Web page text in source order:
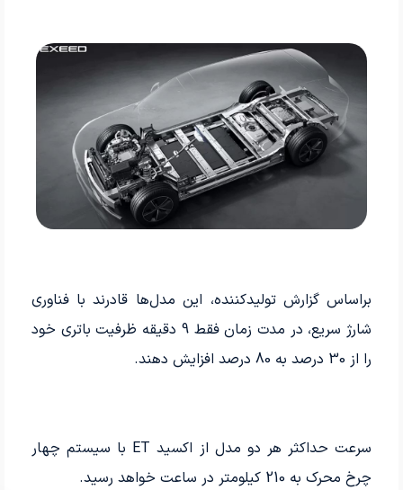
براساس گزارش تولیدکننده، این مدل‌ها قادرند با فناوری
شارژ سریع، در مدت زمان فقط 9 دقیقه ظرفیت باتری خود
را از 30 درصد به 80 درصد افزایش دهند.
سرعت حداکثر هر دو مدل از اکسید ET با سیستم چهار
چرخ محرک به 210 کیلومتر در ساعت خواهد رسید.